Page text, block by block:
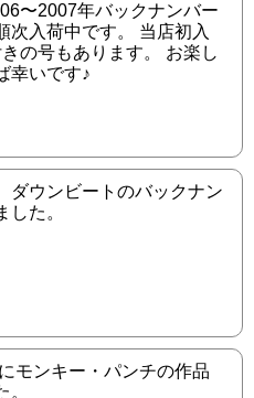
〜2007年バックナンバー
次入荷中です。 当店初入
の号もあります。 お楽し
幸いです♪
ダウンビートのバックナン
した。
にモンキー・パンチの作品